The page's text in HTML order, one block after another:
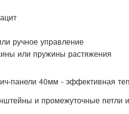
ручное управление
или пружины растяжения
панели 40мм - эффективная
и промежуточные петли